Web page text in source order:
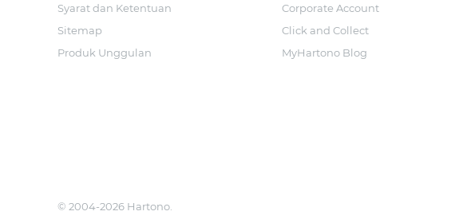
Syarat dan Ketentuan
Sitemap
Produk Unggulan
Corporate Account
Click and Collect
MyHartono Blog
© 2004-2026 Hartono.